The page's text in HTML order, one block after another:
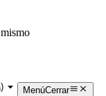
MenúCerrar